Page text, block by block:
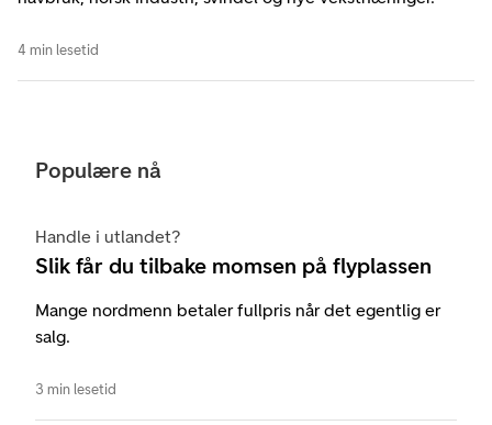
4 min lesetid
Populære nå
Handle i utlandet?
Slik får du tilbake momsen på flyplassen
Mange nordmenn betaler fullpris når det egentlig er
salg.
3 min lesetid